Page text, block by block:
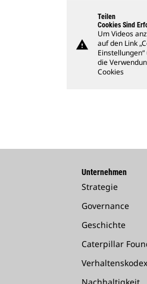
warning
Teilen
Cookies Sind
Um Videos
auf den Link
die
Cookies
Unternehmen
Strategie
Governance
Geschichte
Caterpillar
Verhaltenskodex